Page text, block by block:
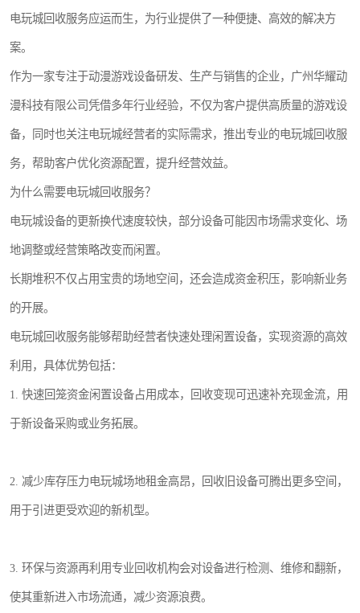
电玩城回收服务应运而生，为行业提供了一种便捷、高效的解决方
案。
作为一家专注于动漫游戏设备研发、生产与销售的企业，广州华耀动
漫科技有限公司凭借多年行业经验，不仅为客户提供高质量的游戏设
备，同时也关注电玩城经营者的实际需求，推出专业的电玩城回收服
务，帮助客户优化资源配置，提升经营效益。
为什么需要电玩城回收服务？
电玩城设备的更新换代速度较快，部分设备可能因市场需求变化、场
地调整或经营策略改变而闲置。
长期堆积不仅占用宝贵的场地空间，还会造成资金积压，影响新业务
的开展。
电玩城回收服务能够帮助经营者快速处理闲置设备，实现资源的高效
利用，具体优势包括：
1. 快速回笼资金闲置设备占用成本，回收变现可迅速补充现金流，用
于新设备采购或业务拓展。
2. 减少库存压力电玩城场地租金高昂，回收旧设备可腾出更多空间，
用于引进更受欢迎的新机型。
3. 环保与资源再利用专业回收机构会对设备进行检测、维修和翻新，
使其重新进入市场流通，减少资源浪费。